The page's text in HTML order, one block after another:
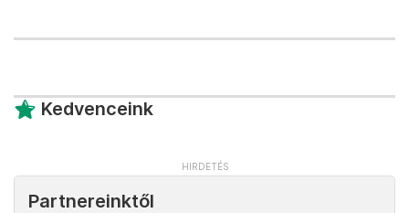
Kedvenceink
Partnereinktől